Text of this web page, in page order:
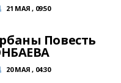
21 МАЯ , 09:50
Повесть
20 МАЯ , 04:30